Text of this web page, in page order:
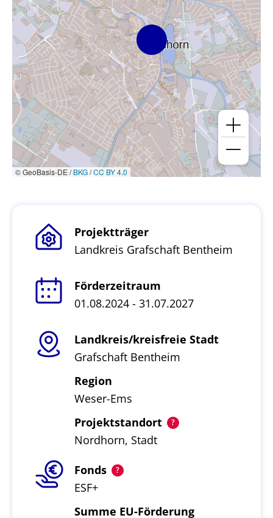
© GeoBasis-DE /BKG/CC BY 4.0
Projektträger
Landkreis Grafschaft Bentheim
Förderzeitraum
01.08.2024 - 31.07.2027
Landkreis/kreisfreie Stadt
Grafschaft Bentheim
Region
Weser-Ems
Projektstandort
Nordhorn, Stadt
Fonds
ESF+
Summe EU-Förderung